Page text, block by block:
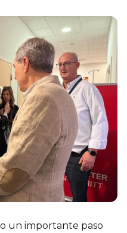
un importante paso